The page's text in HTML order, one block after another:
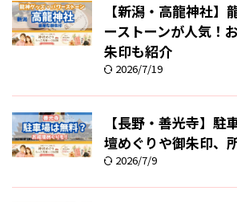
【新潟・高龍神社】
ーストーンが人気！
朱印も紹介
2026/7/19
【長野・善光寺】駐
壇めぐりや御朱印、
2026/7/9